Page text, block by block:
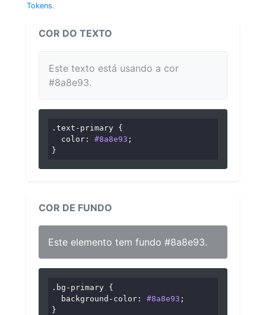
Tokens.
COR DO TEXTO
Este texto está usando a cor
#8a8e93.
.text-primary {
color : #8a8e93 ;
}
COR DE FUNDO
Este elemento tem fundo #8a8e93.
.bg-primary {
background-color : #8a8e93 ;
}